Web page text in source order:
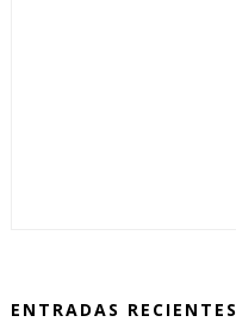
ENTRADAS RECIENTES